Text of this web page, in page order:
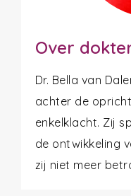
Over
Dr. Bella van
achter de
enkelklacht. Zij
de ontwikkeling
zij niet meer